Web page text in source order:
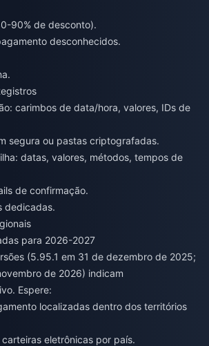
90% de desconto).
desconhecidos.
carimbos de data/hora, valores, IDs de
segura ou pastas criptografadas.
datas, valores, métodos, tempos de
de confirmação.
dedicadas.
para 2026-2027
(5.95.1 em 31 de dezembro de 2025;
de 2026) indicam
Espere:
localizadas dentro dos territórios
eletrônicas por país.